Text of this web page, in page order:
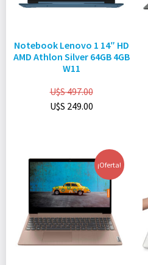
Notebook Lenovo 1 14″ HD
AMD Athlon Silver 64GB 4GB
W11
U$S497.00
U$S 249.00
¡Oferta!